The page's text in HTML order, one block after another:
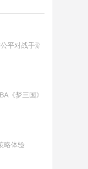
平对战手游
《梦三国》端游！
略体验